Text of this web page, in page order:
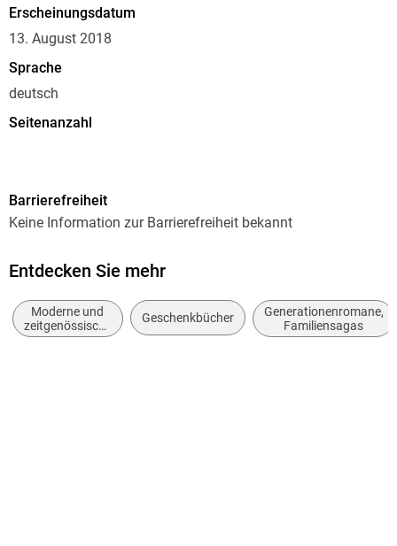
Schicksal der de la Martinières für immer bestimmen sollte.
Doch schließlich erkennt Emilie, dass es noch nicht zu spät
Erstmals 2013 bei Goldmann erschienen, Neuausgabe
September 2018
Erscheinungsdatum
13. August 2018
Sprache
deutsch
Seitenanzahl
Goldmann Taschenbücher
Autor/Autorin
Sonja Hauser
Verlag/Hersteller
Barrierefreiheit
Keine Information zur Barrierefreiheit bekannt
Entdecken Sie mehr
Moderne und
zeitgenössische
Liebesromane
Geschenkbücher
Generationenromane,
Familiensagas